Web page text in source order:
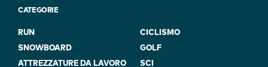
CATEGORIE
RUN
CICLISMO
SNOWBOARD
GOLF
ATTREZZATURE DA LAVORO
SCI